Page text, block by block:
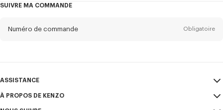
Prénom*
SUIVRE MA COMMANDE
Numéro de commande Obligatoire
ASSISTANCE
Mon compte
À PROPOS DE KENZO